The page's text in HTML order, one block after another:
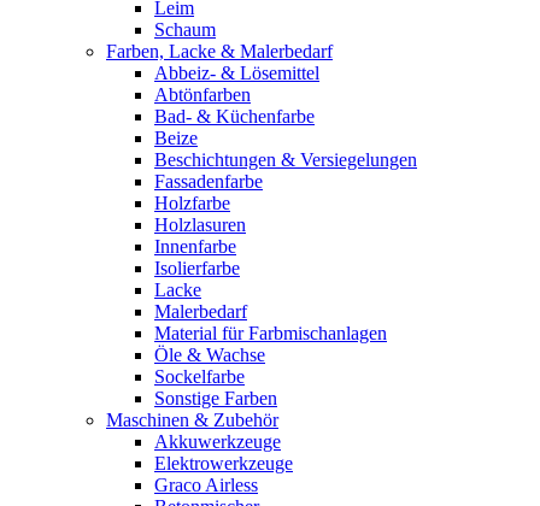
Leim
Schaum
Farben, Lacke & Malerbedarf
Abbeiz- & Lösemittel
Abtönfarben
Bad- & Küchenfarbe
Beize
Beschichtungen & Versiegelungen
Fassadenfarbe
Holzfarbe
Holzlasuren
Innenfarbe
Isolierfarbe
Lacke
Malerbedarf
Material für Farbmischanlagen
Öle & Wachse
Sockelfarbe
Sonstige Farben
Maschinen & Zubehör
Akkuwerkzeuge
Elektrowerkzeuge
Graco Airless